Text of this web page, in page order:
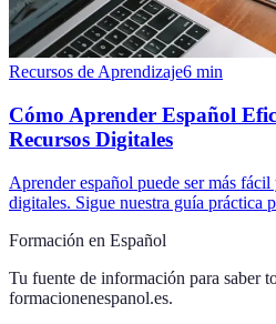
Recursos de Aprendizaje6 min
Cómo Aprender Español
Recursos Digitales
Aprender español puede ser más
digitales. Sigue nuestra guía práctica
Formación en Español
Tu fuente de información para saber
formacionenespanol.es.